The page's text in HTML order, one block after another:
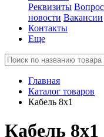
Реквизиты
новости Вакансии
Контакты
Еще
Главная
Каталог товаров
Кабель 8x1
Кабель 8x1